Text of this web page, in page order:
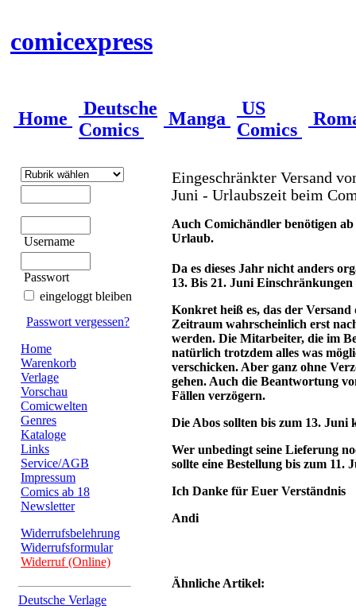
comicexpress
Home
Deutsche
Comics
Manga
US
Comics
Username
Passwort
eingeloggt bleiben
Passwort vergessen?
Home
Warenkorb
Verlage
Vorschau
Comicwelten
Genres
Kataloge
Links
Service/AGB
Impressum
Comics ab 18
Newsletter
Widerrufsbelehrung
Widerrufsformular
Widerruf (Online)
Deutsche Verlage
Eingeschränkter Versand
Juni - Urlaubszeit beim
Auch Comichändler benötigen
Urlaub.
Da es dieses Jahr nicht anders
13. Bis 21. Juni
Konkret heiß es, das der Versand
Zeitraum wahrscheinlich erst
werden. Die Mitarbeiter, die im
natürlich trotzdem alles was
verschicken. Aber ganz ohne
gehen. Auch die Beantwortung
Fällen verzögern.
Die Abos sollten bis zum 13. Juni
Wer unbedingt seine Lieferung
sollte eine Bestellung bis zum 11.
Ich Danke für Euer Verständnis
Andi
Ähnliche Artikel: